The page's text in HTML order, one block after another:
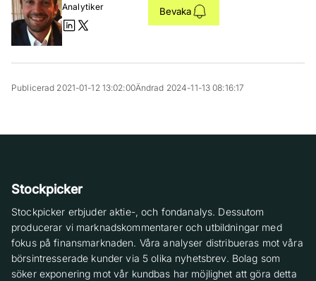
Analytiker Bevaka
Publicerad 2021-01-12 13:02:00Ändrad 2024-11-13 08:16:17
Stockpicker
Stockpicker erbjuder aktie-, och fondanalys. Dessutom
producerar vi marknadskommentarer och utbildningar med
fokus på finansmarknaden. Våra analyser distribueras mot våra
börsintresserade kunder via 5 olika nyhetsbrev. Bolag som
söker exponering mot vår kundbas har möjlighet att göra detta